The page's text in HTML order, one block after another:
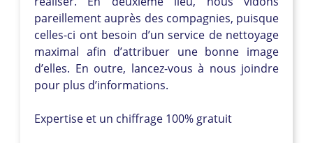
pareillement auprès des compagnies, puisque
celles-ci ont besoin d’un service de nettoyage
maximal afin d’attribuer une bonne image
d’elles. En outre, lancez-vous à nous joindre
pour plus d’informations.
Expertise et un chiffrage 100% gratuit